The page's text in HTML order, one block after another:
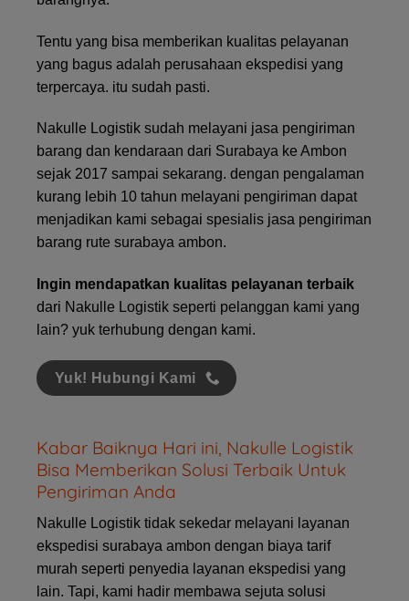
Tentu yang bisa memberikan kualitas pelayanan
yang bagus adalah perusahaan ekspedisi yang
terpercaya. itu sudah pasti.
Nakulle Logistik sudah melayani jasa pengiriman
barang dan kendaraan dari Surabaya ke Ambon
sejak 2017 sampai sekarang. dengan pengalaman
kurang lebih 10 tahun melayani pengiriman dapat
menjadikan kami sebagai spesialis jasa pengiriman
barang rute surabaya ambon.
Ingin mendapatkan kualitas pelayanan terbaik
dari Nakulle Logistik seperti pelanggan kami yang
lain? yuk terhubung dengan kami.
Yuk! Hubungi Kami
Kabar Baiknya Hari ini, Nakulle Logistik
Bisa Memberikan Solusi Terbaik Untuk
Pengiriman Anda
Nakulle Logistik tidak sekedar melayani layanan
ekspedisi surabaya ambon dengan biaya tarif
murah seperti penyedia layanan ekspedisi yang
lain. Tapi, kami hadir membawa sejuta solusi